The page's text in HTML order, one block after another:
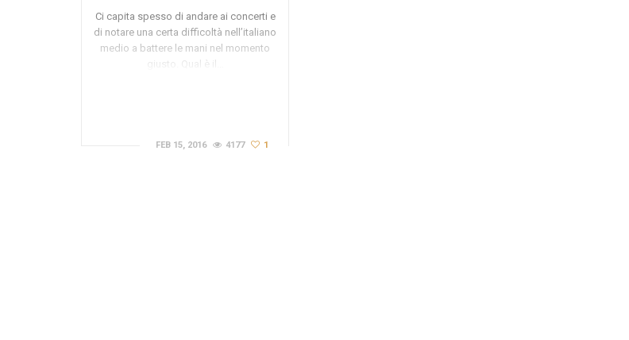
nel groove (VIDEO)
Ci capita spesso di andare ai concerti e
di notare una certa difficoltà nell’italiano
medio a battere le mani nel momento
giusto. Qual è il…
FEB 15, 2016 4177 1